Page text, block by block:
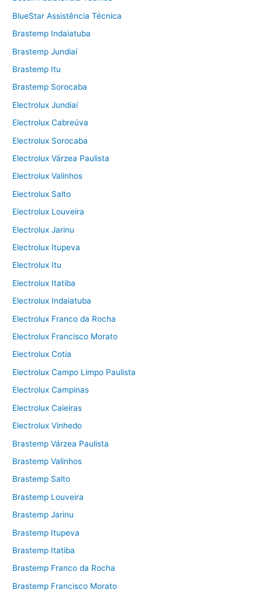
BlueStar Assistência Técnica
Brastemp Indaiatuba
Brastemp Jundiaí
Brastemp Itu
Brastemp Sorocaba
Electrolux Jundiaí
Electrolux Cabreúva
Electrolux Sorocaba
Electrolux Várzea Paulista
Electrolux Valinhos
Electrolux Salto
Electrolux Louveira
Electrolux Jarinu
Electrolux Itupeva
Electrolux Itu
Electrolux Itatiba
Electrolux Indaiatuba
Electrolux Franco da Rocha
Electrolux Francisco Morato
Electrolux Cotia
Electrolux Campo Limpo Paulista
Electrolux Campinas
Electrolux Caieiras
Electrolux Vinhedo
Brastemp Várzea Paulista
Brastemp Valinhos
Brastemp Salto
Brastemp Louveira
Brastemp Jarinu
Brastemp Itupeva
Brastemp Itatiba
Brastemp Franco da Rocha
Brastemp Francisco Morato